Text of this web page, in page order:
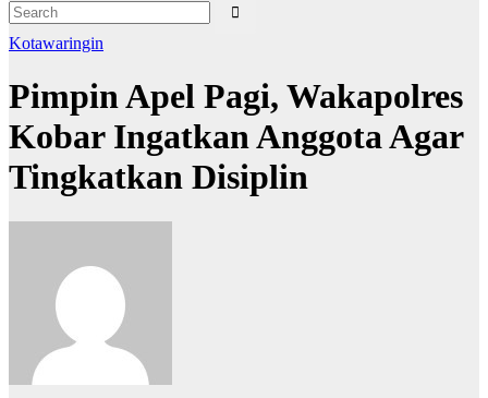
Kotawaringin
Pimpin Apel Pagi, Wakapolres
Kobar Ingatkan Anggota Agar
Tingkatkan Disiplin